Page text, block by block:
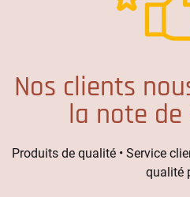
Nos clients
la note de
Produits de qualité • Service
qualité